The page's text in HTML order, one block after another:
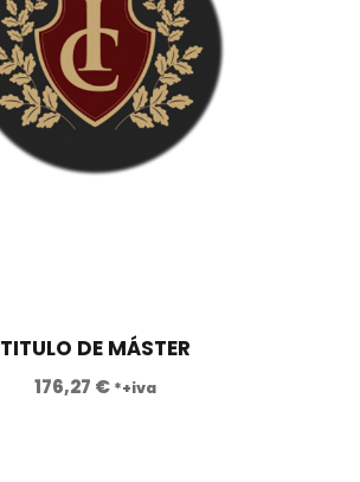
TITULO DE MÁSTER
176,27 € *+iva